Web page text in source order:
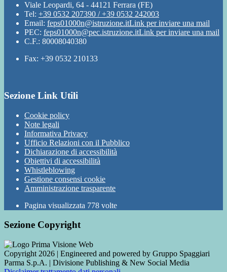
Viale Leopardi, 64 - 44121 Ferrara (FE)
Tel: +39 0532 207390 / +39 0532 242003
Email: feps01000n@istruzione.itLink per inviare una mail
PEC: feps01000n@pec.istruzione.itLink per inviare una mail
C.F.: 80008040380
Fax: +39 0532 210133
Sezione Link Utili
Cookie policy
Note legali
Informativa Privacy
Ufficio Relazioni con il Pubblico
Dichiarazione di accessibilità
Obiettivi di accessibilità
Whistleblowing
Gestione consensi cookie
Amministrazione trasparente
Pagina visualizzata 778 volte
Sezione Copyright
Copyright 2026 | Engineered and powered by Gruppo Spaggiari
Parma S.p.A. | Divisione Publishing & New Social Media